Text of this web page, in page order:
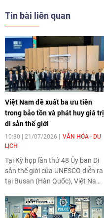
Tin bài liên quan
Việt Nam đề xuất ba ưu tiên
trong bảo tồn và phát huy giá trị
di sản thế giới
10:30 | 21/07/2026
VĂN HÓA - DU
LỊCH
Tại Kỳ họp lần thứ 48 Ủy ban Di
sản thế giới của UNESCO diễn ra
tại Busan (Hàn Quốc), Việt Nam
cường hợp tác quốc tế, thúc đẩy
bảo tồn dựa trên cơ sở khoa học